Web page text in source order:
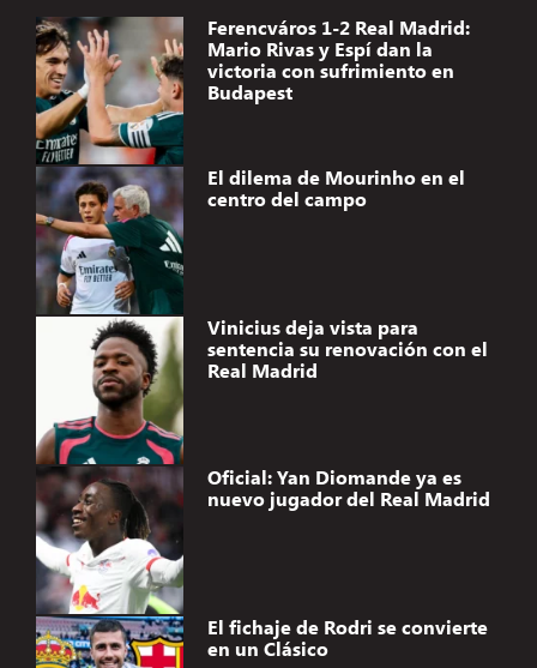
Ferencváros 1-2 Real Madrid:
Mario Rivas y Espí dan la
victoria con sufrimiento en
Budapest
El dilema de Mourinho en el
centro del campo
Vinicius deja vista para
sentencia su renovación con el
Real Madrid
Oficial: Yan Diomande ya es
nuevo jugador del Real Madrid
El fichaje de Rodri se convierte
en un Clásico